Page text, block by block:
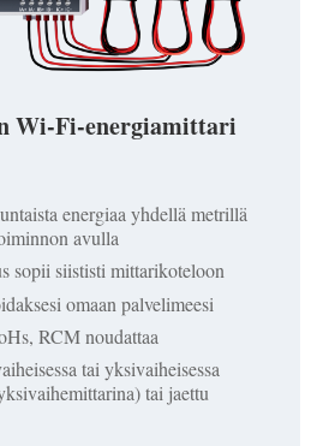
Wi-Fi-energiamittari
energiaa yhdellä metrillä
avulla
sopii siististi mittarikoteloon
omaan palvelimeesi
RCM noudattaa
tai yksivaiheisessa
tai jaettu